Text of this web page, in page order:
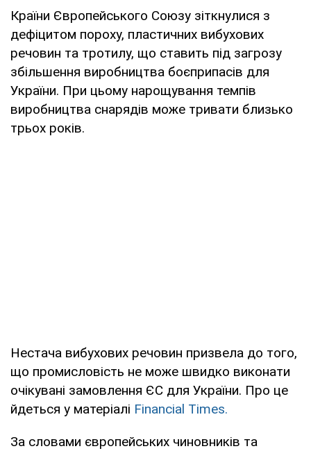
Країни Європейського Союзу зіткнулися з
дефіцитом пороху, пластичних вибухових
речовин та тротилу, що ставить під загрозу
збільшення виробництва боєприпасів для
України. При цьому нарощування темпів
виробництва снарядів може тривати близько
трьох років.
Нестача вибухових речовин призвела до того,
що промисловість не може швидко виконати
очікувані замовлення ЄС для України. Про це
йдеться у матеріалі Financial Times.
За словами європейських чиновників та